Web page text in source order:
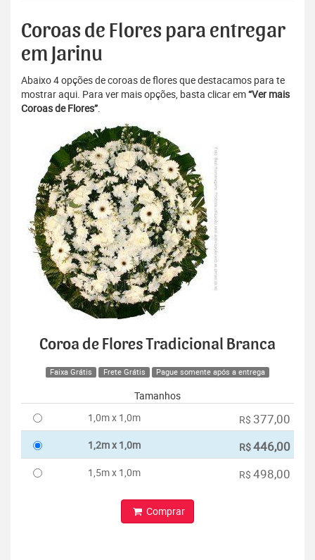
Coroas de Flores para entregar
em Jarinu
Abaixo 4 opções de coroas de flores que destacamos para te
mostrar aqui. Para ver mais opções, basta clicar em“Ver mais
Coroas de Flores”.
Coroa de Flores Tradicional Branca
Faixa Grátis Frete Grátis Pague somente após a entrega
Tamanhos
1,0m x 1,0m
R$ 377,00
1,2m x 1,0m R$446,00
1,5m x 1,0m R$ 498,00
Comprar